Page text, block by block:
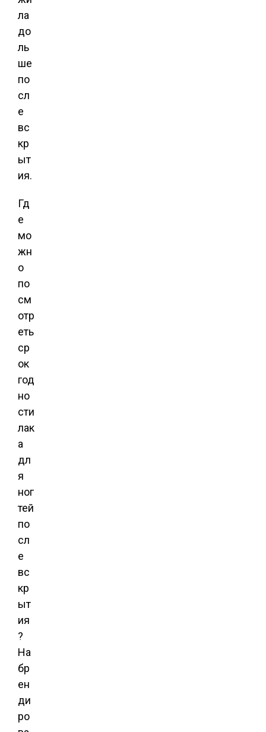
ла
до
ль
ше
по
сл
е
вс
кр
ыт
ия.
Гд
е
мо
жн
о
по
см
отр
еть
ср
ок
год
но
сти
лак
а
дл
я
ног
тей
по
сл
е
вс
кр
ыт
ия
?
На
бр
ен
ди
ро